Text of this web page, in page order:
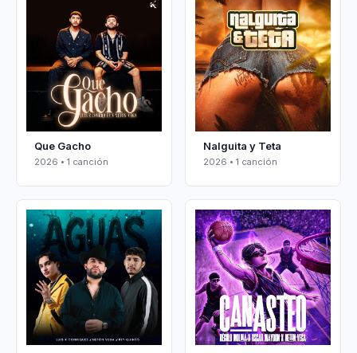
Que Gacho
2026 • 1 canción
Nalguita y Teta
2026 • 1 canción